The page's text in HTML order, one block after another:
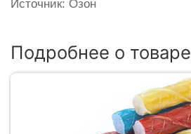
Источник: Озон
Подробнее о товаре